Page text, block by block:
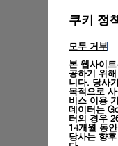
쿠키 정
모두 거부
본 웹사이
공하기 위
니다. 당사
목적으로
비스 이용
데이터는
터의 경우
14개월 동
당사는 향